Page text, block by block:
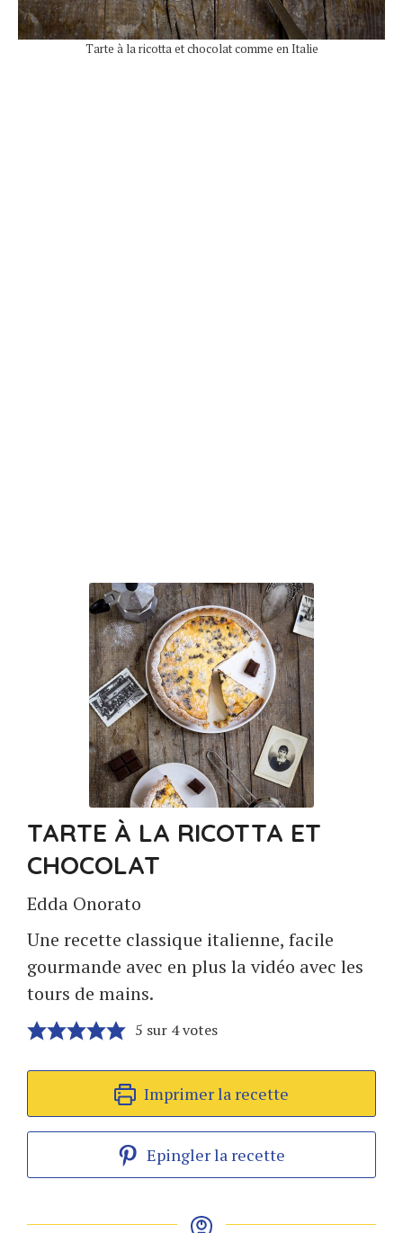
Tarte à la ricotta et chocolat comme en Italie
TARTE À LA RICOTTA ET
CHOCOLAT
Edda Onorato
Une recette classique italienne, facile
gourmande avec en plus la vidéo avec les
tours de mains.
5 sur 4votes
Imprimer la recette
Epingler la recette